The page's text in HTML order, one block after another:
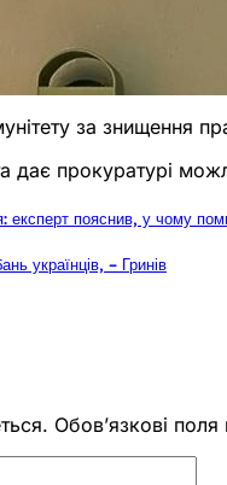
за знищення
дає прокуратурі
експерт пояснив, у чому
українців, – Гринів
Обов’язкові поля